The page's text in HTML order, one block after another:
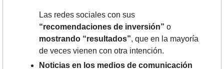
“recomendaciones de inversión”
mostrando “resultados”, que en la mayoría
de veces vienen con otra intención.
Noticias en los medios de comunicación